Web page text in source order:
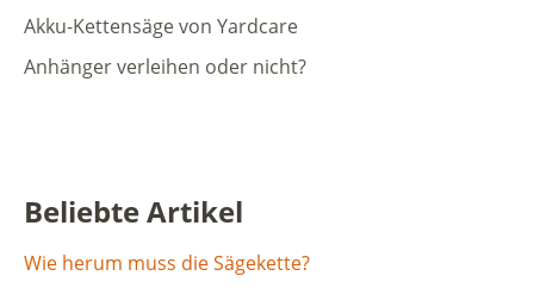
Akku-Kettensäge von Yardcare
Anhänger verleihen oder nicht?
Beliebte Artikel
Wie herum muss die Sägekette?